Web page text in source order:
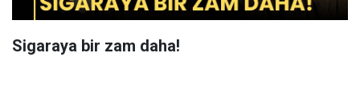
Sigaraya bir zam daha!